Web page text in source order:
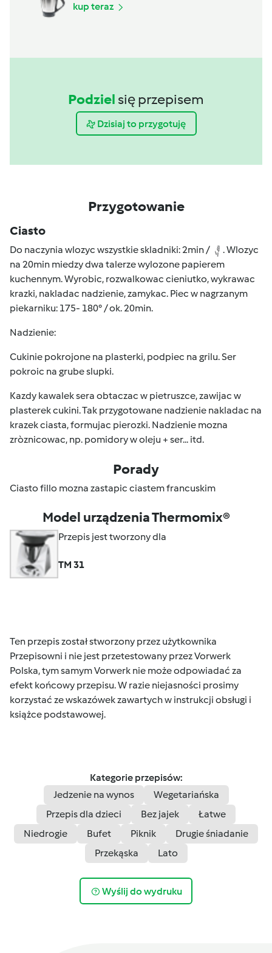
kup teraz
Podziel się przepisem
Dzisiaj to przygotuję
Przygotowanie
Ciasto
Do naczynia wlozyc wszystkie skladniki: 2min /
. Wlozyc
na 20min miedzy dwa talerze wylozone papierem
kuchennym. Wyrobic, rozwalkowac cieniutko, wykrawac
krazki, nakladac nadzienie, zamykac. Piec w nagrzanym
piekarniku: 175- 180° / ok. 20min.
Nadzienie:
Cukinie pokrojone na plasterki, podpiec na grilu. Ser
pokroic na grube slupki.
Kazdy kawalek sera obtaczac w pietruszce, zawijac w
plasterek cukini. Tak przygotowane nadzienie nakladac na
krazek ciasta, formujac pierozki. Nadzienie mozna
zròznicowac, np. pomidory w oleju + ser... itd.
Porady
Ciasto fillo mozna zastapic ciastem francuskim
Model urządzenia Thermomix®
Przepis jest tworzony dla
TM 31
Ten przepis został stworzony przez użytkownika
Przepisowni i nie jest przetestowany przez Vorwerk
Polska, tym samym Vorwerk nie może odpowiadać za
efekt końcowy przepisu. W razie niejasności prosimy
korzystać ze wskazówek zawartych w instrukcji obsługi i
książce podstawowej.
Kategorie przepisów:
Jedzenie na wynos
Wegetariańska
Przepis dla dzieci
Bez jajek
Łatwe
Niedrogie
Bufet Piknik
Drugie śniadanie
Przekąska
Lato
Wyślij do wydruku